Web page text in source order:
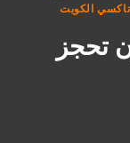
الكويت
تحجز